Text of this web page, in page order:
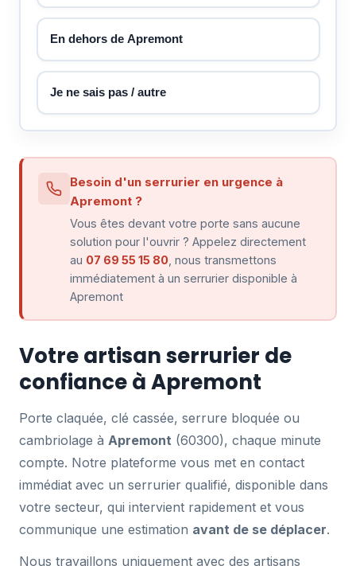
En dehors de Apremont
Je ne sais pas / autre
Besoin d'un serrurier en urgence à
Apremont ?
Vous êtes devant votre porte sans aucune
solution pour l'ouvrir ? Appelez directement
au 07 69 55 15 80 , nous transmettons
immédiatement à un serrurier disponible à
Apremont
Votre artisan serrurier de
confiance à Apremont
Porte claquée, clé cassée, serrure bloquée ou
cambriolage à Apremont (60300), chaque minute
compte. Notre plateforme vous met en contact
immédiat avec un serrurier qualifié, disponible dans
votre secteur, qui intervient rapidement et vous
communique une estimation avant de se déplacer.
Nous travaillons uniquement avec des artisans